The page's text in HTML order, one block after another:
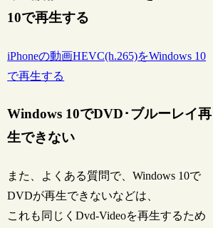
10で再生する
iPhoneの動画HEVC(h.265)をWindows 10
で再生する
Windows 10でDVD･ブルーレイ再
生できない
また、よくある質問で、Windows 10で
DVDが再生できないなどは、
これも同じくDvd-Videoを再生するため